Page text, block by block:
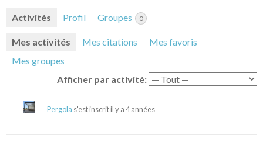
Activités Profil Groupes 0
Mes activités Mes citations
Mes favoris
Mes groupes
Afficher par activité:
Pergola s'est inscritil y a 4 années